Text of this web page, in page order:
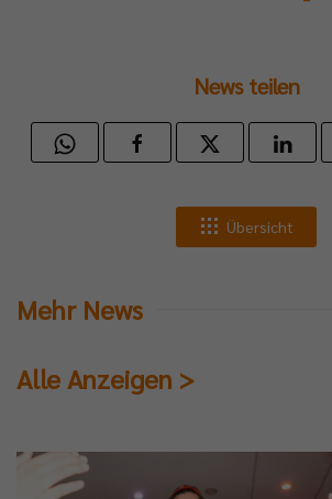
News teilen
Übersicht
Mehr News
Alle Anzeigen >